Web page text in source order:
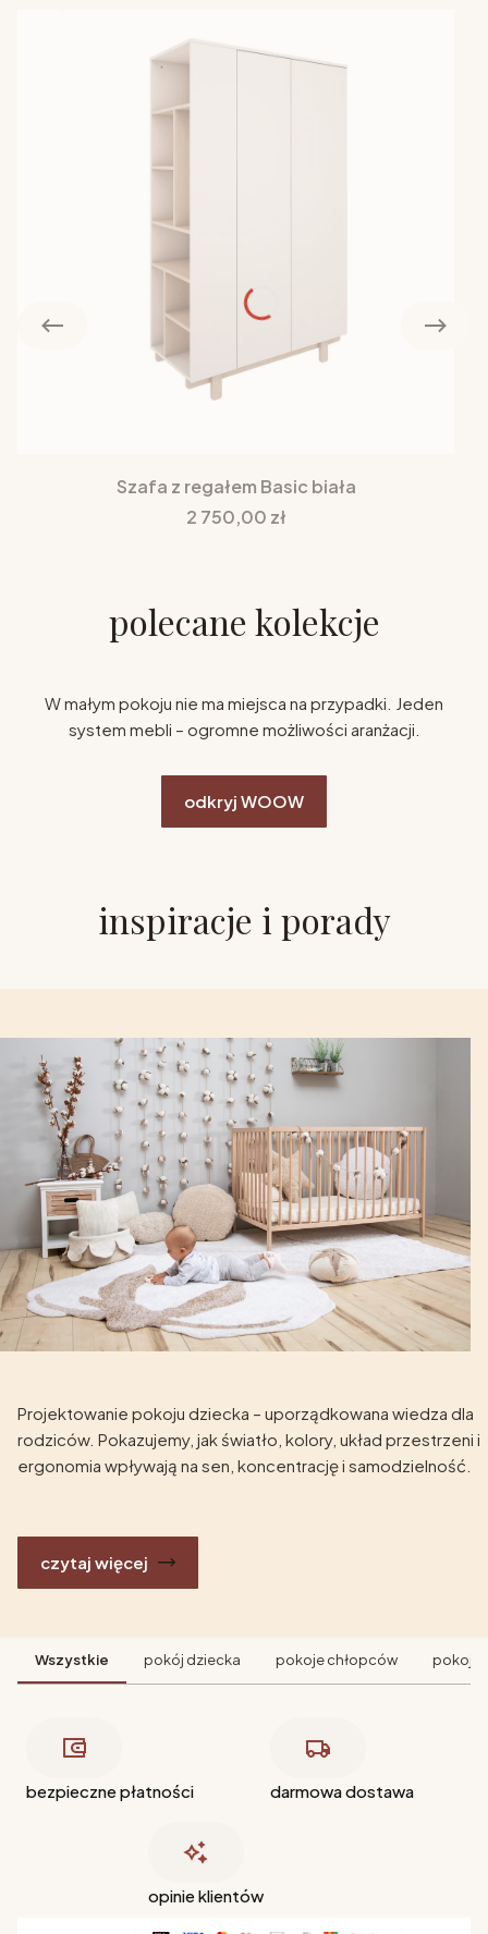
Szafa z regałem Basic biała
Cena
2 750,00 zł
polecane kolekcje
W małym pokoju nie ma miejsca na przypadki. Jeden
system mebli – ogromne możliwości aranżacji.
odkryj WOOW
inspiracje i porady
Projektowanie pokoju dziecka – uporządkowana wiedza dla
rodziców. Pokazujemy, jak światło, kolory, układ przestrzeni i
ergonomia wpływają na sen, koncentrację i samodzielność.
czytaj więcej
Wszystkie pokój dziecka pokoje chłopców pokoje
bezpieczne płatności darmowa dostawa
opinie klientów